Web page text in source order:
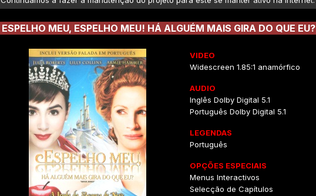
ESPELHO MEU, ESPELHO MEU! HÁ ALGUÉM MAIS GIRA DO QUE EU?
VIDEO
Widescreen 1.85:1 anamórfico
AUDIO
Inglês Dolby Digital 5.1
Português Dolby Digital 5.1
LEGENDAS
Português
OPÇÕES ESPECIAIS
Menus Interactivos
Selecção de Capítulos